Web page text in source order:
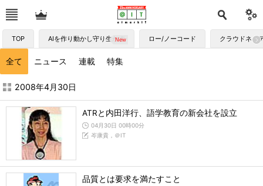
TOP AIを作り動かし守り生かす ロー/ノーコード クラウドネイ
全て ニュース 連載 特集
2008年4月の記事一覧 - ＠IT
2008年4月30日
ATRと内田洋行、語学教育の新会社を設立
04月30日 00時00分
岑康貴，＠IT
品質とは要求を満たすこと